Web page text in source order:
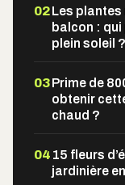
02Les
balcon :
plein soleil ?
03Prime de
obtenir
chaud ?
04 15 fleurs
jardinière